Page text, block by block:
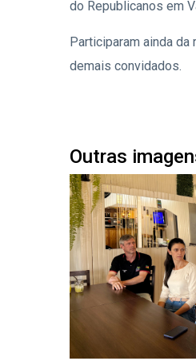
do Republicanos em
Participaram ainda
demais convidados.
Outras